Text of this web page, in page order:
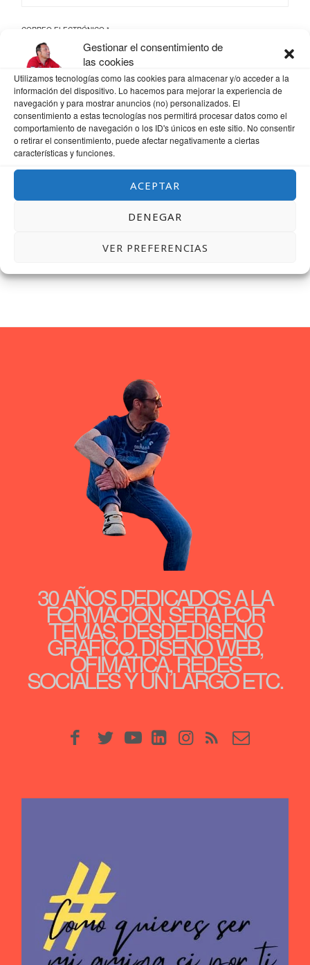
Gestionar el consentimiento de
las cookies
Utilizamos tecnologías como las cookies para almacenar y/o acceder a la
información del dispositivo. Lo hacemos para mejorar la experiencia de
navegación y para mostrar anuncios (no) personalizados. El
consentimiento a estas tecnologías nos permitirá procesar datos como el
comportamiento de navegación o los ID's únicos en este sitio. No consentir
o retirar el consentimiento, puede afectar negativamente a ciertas
características y funciones.
ACEPTAR
DENEGAR
VER PREFERENCIAS
CORREO ELECTRÓNICO*
WEB
30 AÑOS DEDICADOS A LA
FORMACIÓN, SERÁ POR
TEMAS, DESDE DISEÑO
GRÁFICO, DISEÑO WEB,
OFIMÁTICA, REDES
SOCIALES Y UN LARGO ETC.